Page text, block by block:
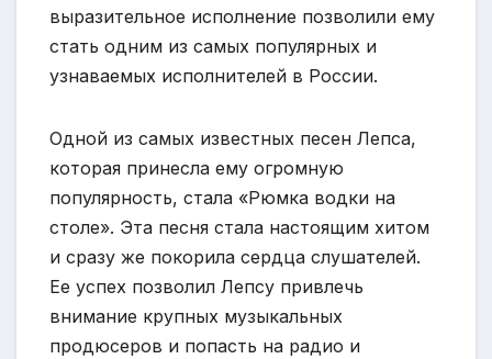
выразительное исполнение позволили ему
стать одним из самых популярных и
узнаваемых исполнителей в России.
Одной из самых известных песен Лепса,
которая принесла ему огромную
популярность, стала «Рюмка водки на
столе». Эта песня стала настоящим хитом
и сразу же покорила сердца слушателей.
Ее успех позволил Лепсу привлечь
внимание крупных музыкальных
продюсеров и попасть на радио и